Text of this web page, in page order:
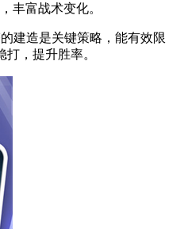
丰富战术变化。
建造是关键策略，能有效限
，提升胜率。